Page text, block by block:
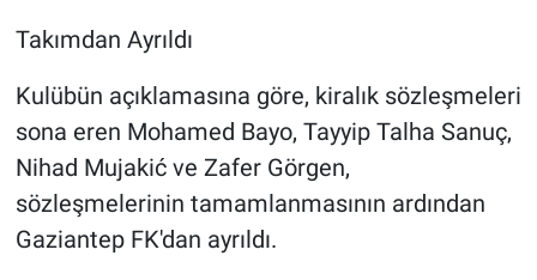
Takımdan Ayrıldı
Kulübün açıklamasına göre, kiralık sözleşmeleri
sona eren Mohamed Bayo, Tayyip Talha Sanuç,
Nihad Mujakić ve Zafer Görgen,
sözleşmelerinin tamamlanmasının ardından
Gaziantep FK'dan ayrıldı.